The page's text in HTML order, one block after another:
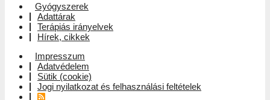
Gyógyszerek
Adattárak
Terápiás irányelvek
Hírek, cikkek
Impresszum
Adatvédelem
Sütik (cookie)
Jogi nyilatkozat és felhasználási feltételek